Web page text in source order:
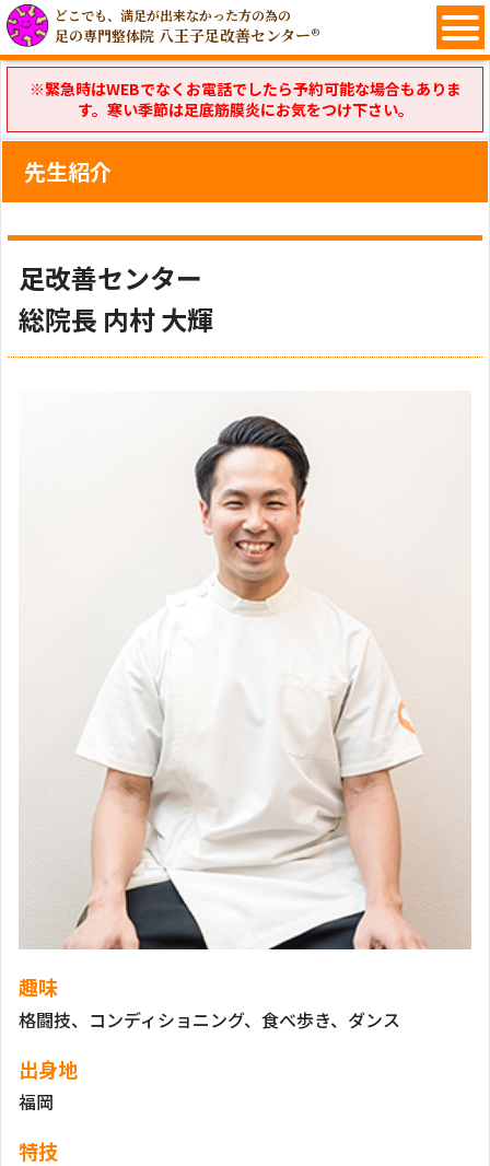
どこでも、満足が出来なかった方の為の
足の専門整体院 八王子足改善センター®
※緊急時はWEBでなくお電話でしたら予約可能な場合もありま
す。寒い季節は足底筋膜炎にお気をつけ下さい。
先生紹介
足改善センター
総院長 内村 大輝
趣味
格闘技、コンディショニング、食べ歩き、ダンス
出身地
福岡
特技